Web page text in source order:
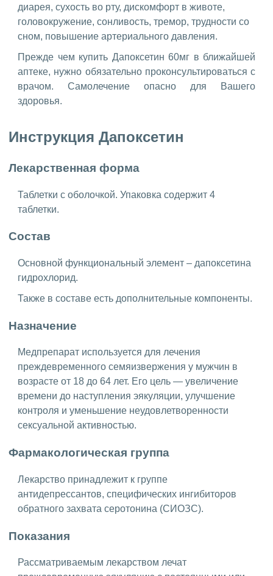
диарея, сухость во рту, дискомфорт в животе,
головокружение, сонливость, тремор, трудности со
сном, повышение артериального давления.
Прежде чем купить Дапоксетин 60мг в ближайшей
аптеке, нужно обязательно проконсультироваться с
врачом. Самолечение опасно для Вашего
здоровья.
Инструкция Дапоксетин
Лекарственная форма
Таблетки с оболочкой. Упаковка содержит 4
таблетки.
Состав
Основной функциональный элемент – дапоксетина
гидрохлорид.
Также в составе есть дополнительные компоненты.
Назначение
Медпрепарат используется для лечения
преждевременного семяизвержения у мужчин в
возрасте от 18 до 64 лет. Его цель — увеличение
времени до наступления эякуляции, улучшение
контроля и уменьшение неудовлетворенности
сексуальной активностью.
Фармакологическая группа
Лекарство принадлежит к группе
антидепрессантов, специфических ингибиторов
обратного захвата серотонина (СИОЗС).
Показания
Рассматриваемым лекарством лечат